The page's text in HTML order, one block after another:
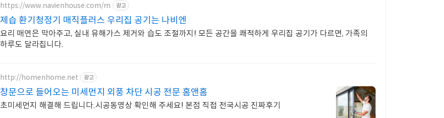
https://www.navienhouse.com/m 광고
제습 환기청정기 매직플러스 우리집 공기는 나비엔
요리 매연은 막아주고, 실내 유해가스 제거와 습도 조절까지! 모든 공간을 쾌적하게 우리집 공기가 다르면, 가족의
하루도 달라집니다.
http://homenhome.net 광고
창문으로 들어오는 미세먼지 외풍 차단 시공 전문 홈앤홈
초미세먼지 해결해 드립니다.시공동영상 확인해 주세요! 본점 직접 전국시공 진짜후기